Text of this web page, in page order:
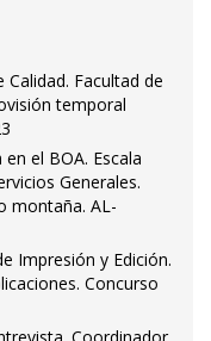
Facultad de
temporal
el BOA. Escala
Generales.
montaña. AL-
Impresión y Edición.
Concurso